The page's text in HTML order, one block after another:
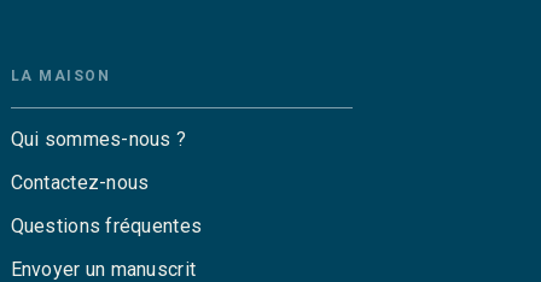
LA MAISON
Qui sommes-nous ?
Contactez-nous
Questions fréquentes
Envoyer un manuscrit